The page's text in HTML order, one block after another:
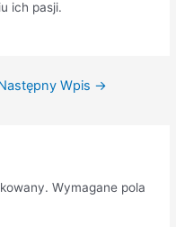
ich pasji.
Wpis →
Wymagane pola